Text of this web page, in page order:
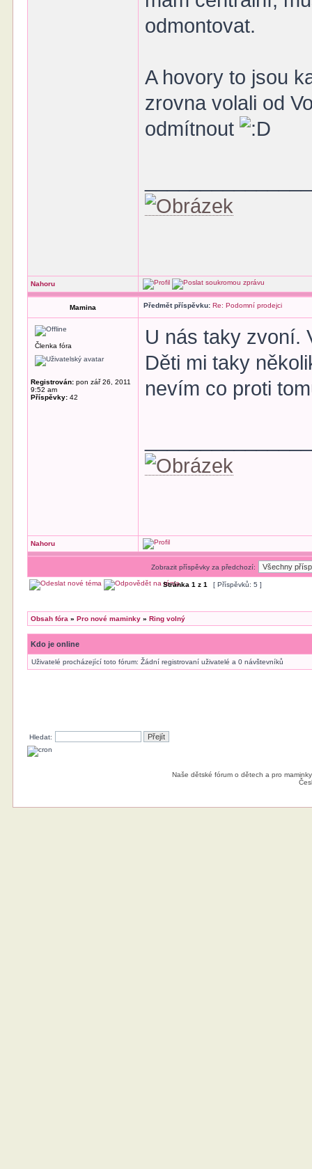
odmontovat.
A hovory to jsou
zrovna volali od
odmítnout
Nahoru
Mamina Předmět příspěvku: Re: Podomní prodejci
Členka fóra
Registrován: pon zář 26, 2011
9:52 am
Příspěvky: 42
U nás taky zvoní.
Děti mi taky
nevím co proti
Nahoru
Zobrazit příspěvky za předchozí:
Stránka1 z1 [ Příspěvků: 5 ]
Obsah fóra »Pro nové maminky »Ring volný
Kdo je online
Uživatelé procházející toto fórum: Žádní registrovaní uživatelé a 0 návštevníků
Hledat:
Naše dětské fórum o dětech a pro